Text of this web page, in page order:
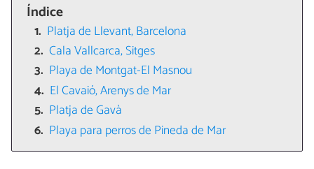
Índice
Platja de Llevant, Barcelona
Cala Vallcarca, Sitges
Playa de Montgat-El Masnou
El Cavaió, Arenys de Mar
Platja de Gavà
Playa para perros de Pineda de Mar